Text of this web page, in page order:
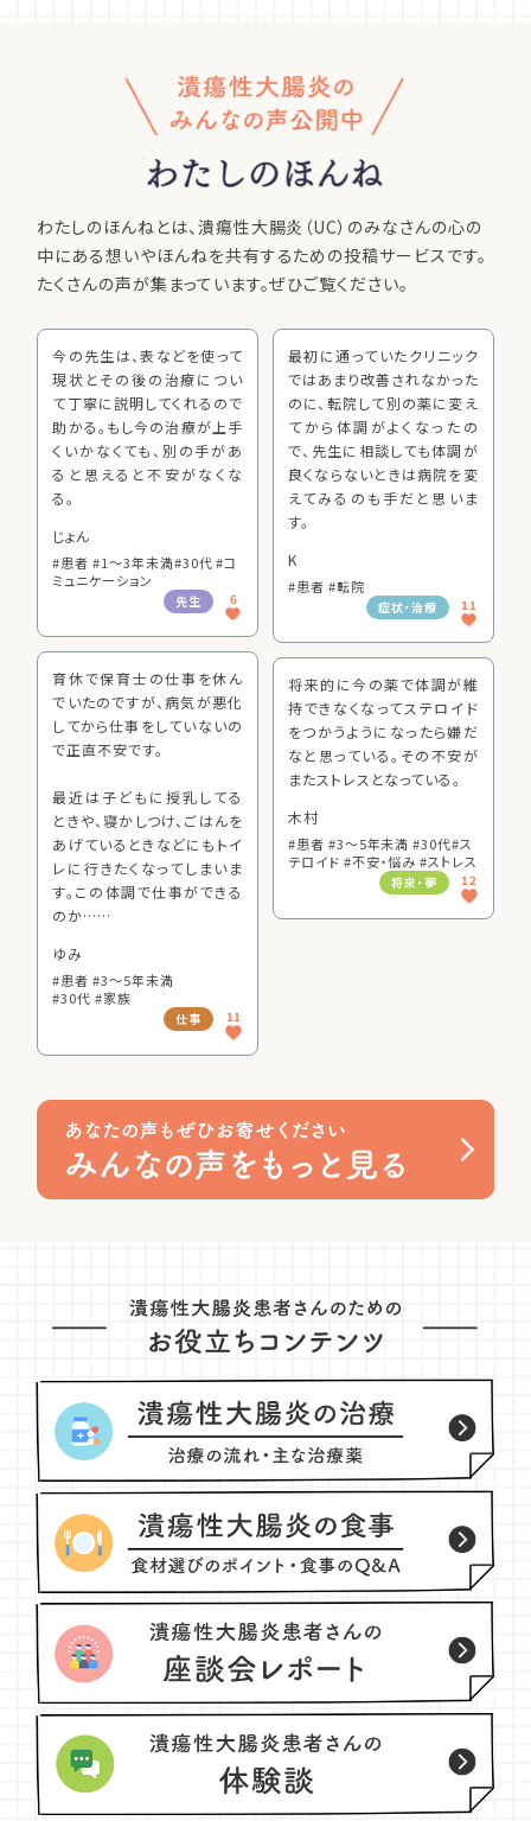
わたしのほんねとは、潰瘍性大腸炎（UC）のみなさんの心の
中にある想いやほんねを共有するための投稿サービスです。
たくさんの声が集まっています。ぜひご覧ください。
今の先生は、表などを使って
現状とその後の治療につい
て丁寧に説明してくれるので
助かる。もし今の治療が上手
くいかなくても、別の手があ
ると思えると不安がなくな
る。
じょん
#患者 #1～3年未満#30代 #コ
ミュニケーション
先生 6
育休で保育士の仕事を休ん
でいたのですが、病気が悪化
してから仕事をしていないの
で正直不安です。
最近は子どもに授乳してる
ときや、寝かしつけ、ごはんを
あげているときなどにもトイ
レに行きたくなってしまいま
す。この体調で仕事ができる
のか……
ゆみ
#患者 #3～5年未満
#30代 #家族
仕事 11
最初に通っていたクリニック
ではあまり改善されなかった
のに、転院して別の薬に変え
てから体調がよくなったの
で、先生に相談しても体調が
良くならないときは病院を変
えてみるのも手だと思いま
す。
K
#患者 #転院
症状・治療 11
将来的に今の薬で体調が維
持できなくなってステロイド
をつかうようになったら嫌だ
なと思っている。その不安が
またストレスとなっている。
木村
#患者 #3～5年未満 #30代#ス
テロイド #不安・悩み #ストレス
将来・夢 12